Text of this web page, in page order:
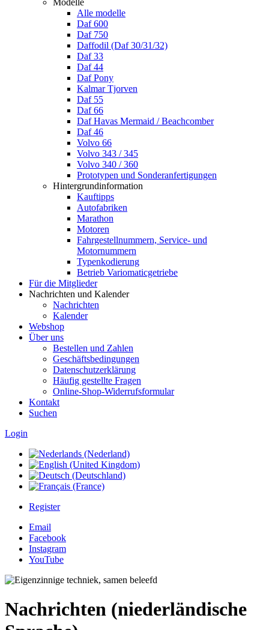
Modelle
Alle modelle
Daf 600
Daf 750
Daffodil (Daf 30/31/32)
Daf 33
Daf 44
Daf Pony
Kalmar Tjorven
Daf 55
Daf 66
Daf Havas Mermaid / Beachcomber
Daf 46
Volvo 66
Volvo 343 / 345
Volvo 340 / 360
Prototypen und Sonderanfertigungen
Hintergrundinformation
Kauftipps
Autofabriken
Marathon
Motoren
Fahrgestellnummern, Service- und
Motornummern
Typenkodierung
Betrieb Variomaticgetriebe
Für die Mitglieder
Nachrichten und Kalender
Nachrichten
Kalender
Webshop
Über uns
Bestellen und Zahlen
Geschäftsbedingungen
Datenschutzerklärung
Häufig gestellte Fragen
Online-Shop-Widerrufsformular
Kontakt
Suchen
Login
Register
Email
Facebook
Instagram
YouTube
Nachrichten (niederländische